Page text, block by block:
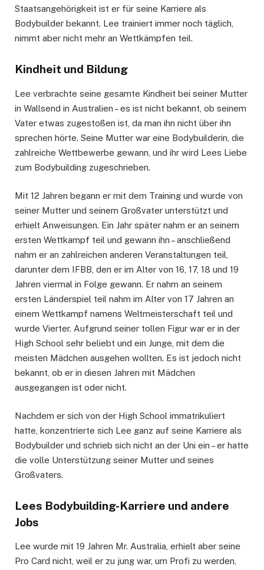
Staatsangehörigkeit ist er für seine Karriere als
Bodybuilder bekannt. Lee trainiert immer noch täglich,
nimmt aber nicht mehr an Wettkämpfen teil.
Kindheit und Bildung
Lee verbrachte seine gesamte Kindheit bei seiner Mutter
in Wallsend in Australien – es ist nicht bekannt, ob seinem
Vater etwas zugestoßen ist, da man ihn nicht über ihn
sprechen hörte. Seine Mutter war eine Bodybuilderin, die
zahlreiche Wettbewerbe gewann, und ihr wird Lees Liebe
zum Bodybuilding zugeschrieben.
Mit 12 Jahren begann er mit dem Training und wurde von
seiner Mutter und seinem Großvater unterstützt und
erhielt Anweisungen. Ein Jahr später nahm er an seinem
ersten Wettkampf teil und gewann ihn – anschließend
nahm er an zahlreichen anderen Veranstaltungen teil,
darunter dem IFBB, den er im Alter von 16, 17, 18 und 19
Jahren viermal in Folge gewann. Er nahm an seinem
ersten Länderspiel teil nahm im Alter von 17 Jahren an
einem Wettkampf namens Weltmeisterschaft teil und
wurde Vierter. Aufgrund seiner tollen Figur war er in der
High School sehr beliebt und ein Junge, mit dem die
meisten Mädchen ausgehen wollten. Es ist jedoch nicht
bekannt, ob er in diesen Jahren mit Mädchen
ausgegangen ist oder nicht.
Nachdem er sich von der High School immatrikuliert
hatte, konzentrierte sich Lee ganz auf seine Karriere als
Bodybuilder und schrieb sich nicht an der Uni ein – er hatte
die volle Unterstützung seiner Mutter und seines
Großvaters.
Lees Bodybuilding-Karriere und andere
Jobs
Lee wurde mit 19 Jahren Mr. Australia, erhielt aber seine
Pro Card nicht, weil er zu jung war, um Profi zu werden,